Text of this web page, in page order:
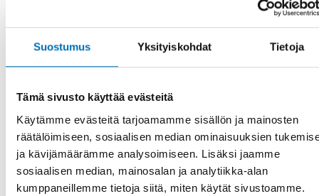
Suostumus Yksityiskohdat Tietoja
Tämä sivusto käyttää evästeitä
Käytämme evästeitä tarjoamamme sisällön ja mainosten
räätälöimiseen, sosiaalisen median ominaisuuksien
ja kävijämäärämme analysoimiseen. Lisäksi jaamme
sosiaalisen median, mainosalan ja analytiikka-alan
kumppaneillemme tietoja siitä, miten käytät sivustoamme.
oberoende rättshjälpsmekanism, säger Mia Ahlgren.
Colin Caughey från människorättskommissionen i
underströk vikten av att bygga starka samarbetsstrukturer
effektivt kunna implementera CRPD.
Caughey berättar att det ur hans perspektiv är intressant
att se hur länderna i Norden och norra Europa väljer att
stödja och hjälpa personer med funktionsnedsättning.